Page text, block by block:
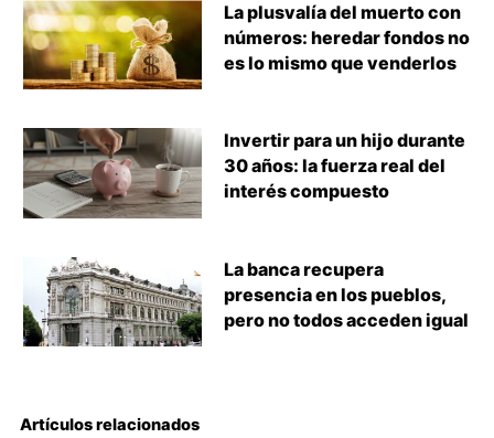
La plusvalía del muerto con
números: heredar fondos no
es lo mismo que venderlos
Invertir para un hijo durante
30 años: la fuerza real del
interés compuesto
La banca recupera
presencia en los pueblos,
pero no todos acceden igual
Artículos relacionados